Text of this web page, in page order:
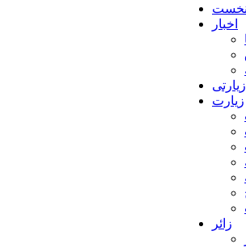
اخبار
زیارت
زائر